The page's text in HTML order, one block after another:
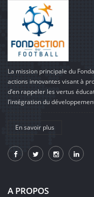
La mission principale du
actions innovantes visant à
d’en rappeler les vertus
l’intégration du
En savoir plus
A PROPOS